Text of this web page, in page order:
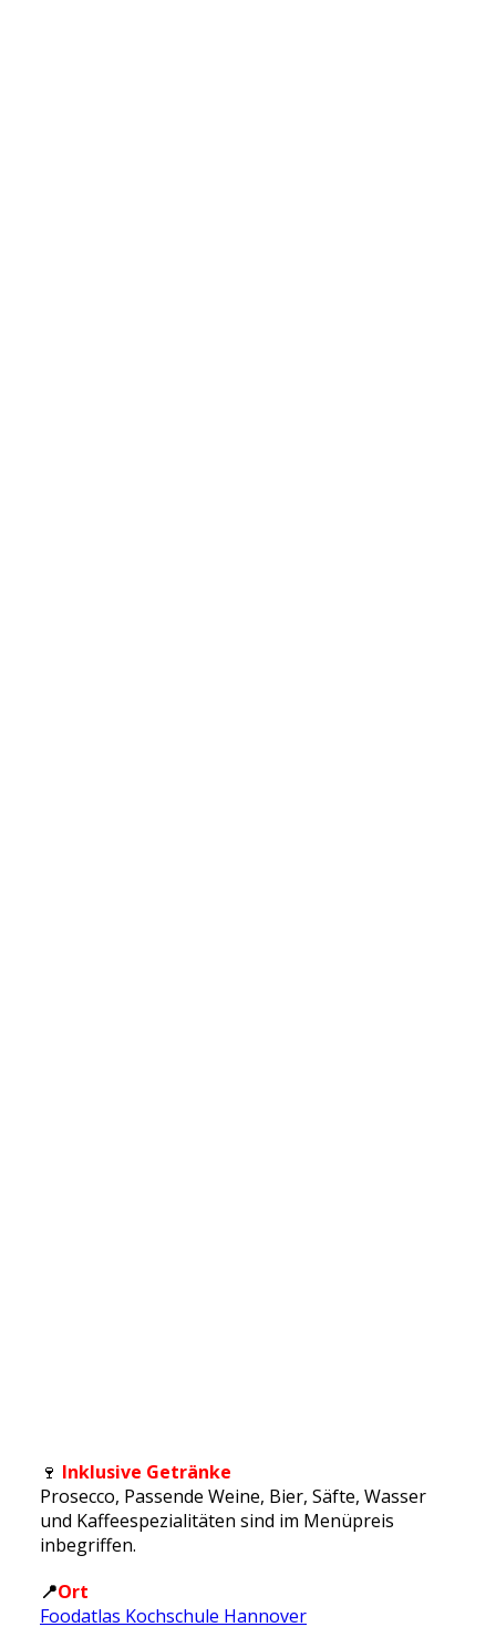
🍷 Inklusive Getränke
Prosecco, Passende Weine, Bier, Säfte, Wasser
und Kaffeespezialitäten sind im Menüpreis
inbegriffen.
📍Ort
Foodatlas Kochschule Hannover